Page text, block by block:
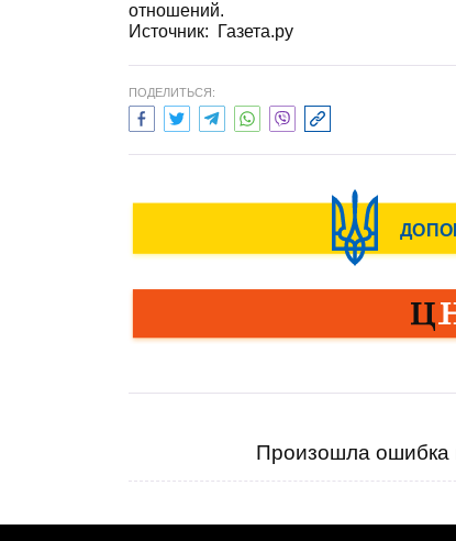
отношений.
Источник: Газета.ру
ПОДЕЛИТЬСЯ:
Произошла ошибка